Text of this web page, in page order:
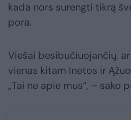
kada nors surengti tikrą
pora.
Viešai besibučiuojančių,
vienas kitam Inetos ir
„Tai ne apie mus“, – sako